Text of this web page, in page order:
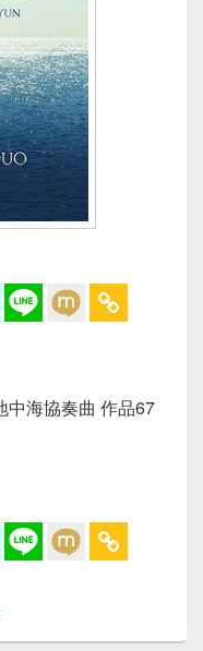
海協奏曲 作品67
ーニ 地中海協奏曲：